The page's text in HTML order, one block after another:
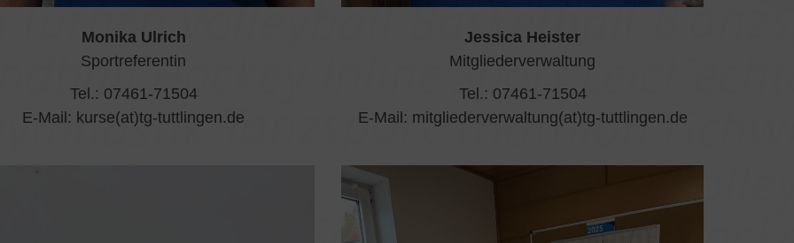
Monika Ulrich
Sportreferentin
Tel.: 07461-71504
E-Mail: kurse(at)tg-tuttlingen.de
Jessica Heister
Mitgliederverwaltung
Tel.: 07461-71504
E-Mail: mitgliederverwaltung(at)tg-tuttlingen.de